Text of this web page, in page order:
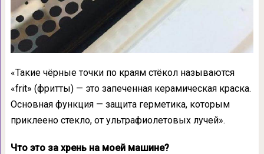
«Такие чёрные точки по краям стёкол называются
«frit» (фритты) — это запеченная керамическая краска.
Основная функция — защита герметика, которым
приклеено стекло, от ультрафиолетовых лучей».
Что это за хрень на моей машине?